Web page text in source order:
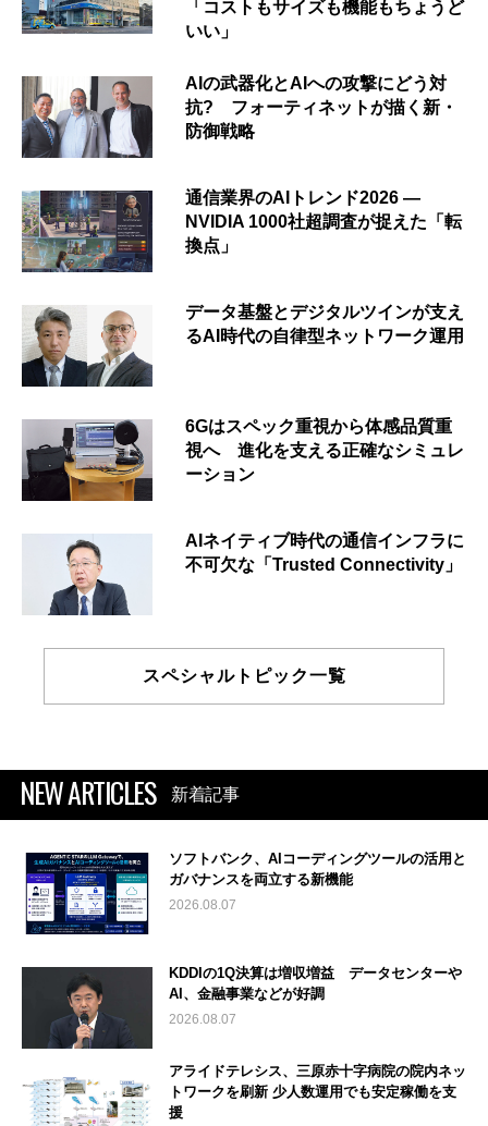
「コストもサイズも機能もちょうど
いい」
AIの武器化とAIへの攻撃にどう対
抗? フォーティネットが描く新・
防御戦略
通信業界のAIトレンド2026 ―
NVIDIA 1000社超調査が捉えた「転
換点」
データ基盤とデジタルツインが支え
るAI時代の自律型ネットワーク運用
6Gはスペック重視から体感品質重
視へ 進化を支える正確なシミュレ
ーション
AIネイティブ時代の通信インフラに
不可欠な「Trusted Connectivity」
スペシャルトピック一覧
NEW ARTICLES 新着記事
ソフトバンク、AIコーディングツールの活用と
ガバナンスを両立する新機能
2026.08.07
KDDIの1Q決算は増収増益 データセンターや
AI、金融事業などが好調
2026.08.07
アライドテレシス、三原赤十字病院の院内ネッ
トワークを刷新 少人数運用でも安定稼働を支
援